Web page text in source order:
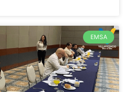
EMSA